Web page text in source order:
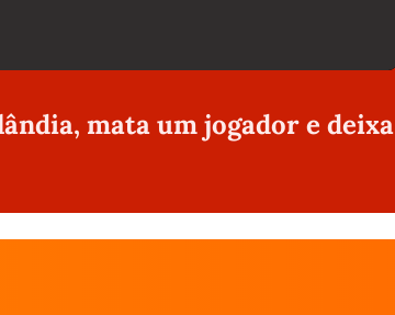
mata um jogador e deixa